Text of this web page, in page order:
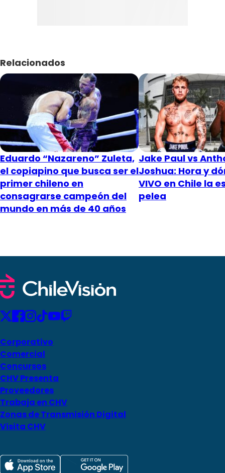
Relacionados
Eduardo “Nazareno” Zuleta,
el copiapino que busca ser el
primer chileno en
consagrarse campeón del
mundo en más de 40 años
Jake Paul vs
Joshua: Hora y
VIVO en Chile la
pelea
Corporativo
Comercial
Concursos
CHV Presenta
Proveedores
Trabaja en CHV
Zonas de Transmisión Digital
Visita CHV